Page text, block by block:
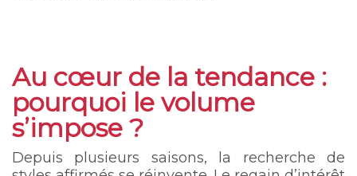
Au cœur de la tendance :
pourquoi le volume
s’impose ?
Depuis plusieurs saisons, la recherche de